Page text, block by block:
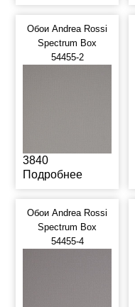
Обои Andrea Rossi
Spectrum Box
54455-2
3840
Подробнее
Обои Andrea Rossi
Spectrum Box
54455-4